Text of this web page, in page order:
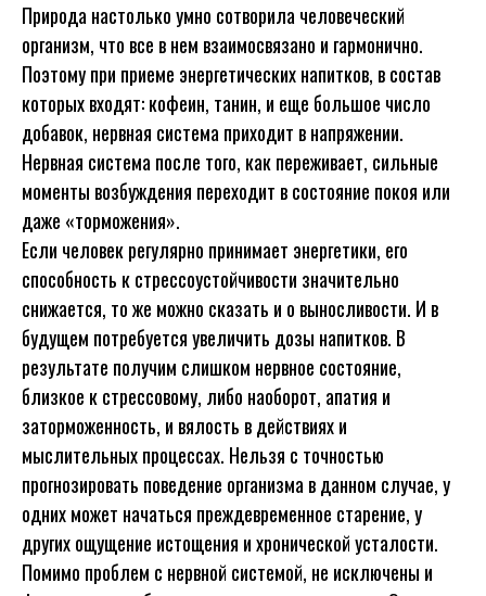
Природа настолько умно сотворила человеческий
организм, что все в нем взаимосвязано и гармонично.
Поэтому при приеме энергетических напитков, в состав
которых входят: кофеин, танин, и еще большое число
добавок, нервная система приходит в напряжении.
Нервная система после того, как переживает, сильные
моменты возбуждения переходит в состояние покоя или
даже «торможения».
Если человек регулярно принимает энергетики, его
способность к стрессоустойчивости значительно
снижается, то же можно сказать и о выносливости. И в
будущем потребуется увеличить дозы напитков. В
результате получим слишком нервное состояние,
близкое к стрессовому, либо наоборот, апатия и
заторможенность, и вялость в действиях и
мыслительных процессах. Нельзя с точностью
прогнозировать поведение организма в данном случае, у
одних может начаться преждевременное старение, у
других ощущение истощения и хронической усталости.
Помимо проблем с нервной системой, не исключены и